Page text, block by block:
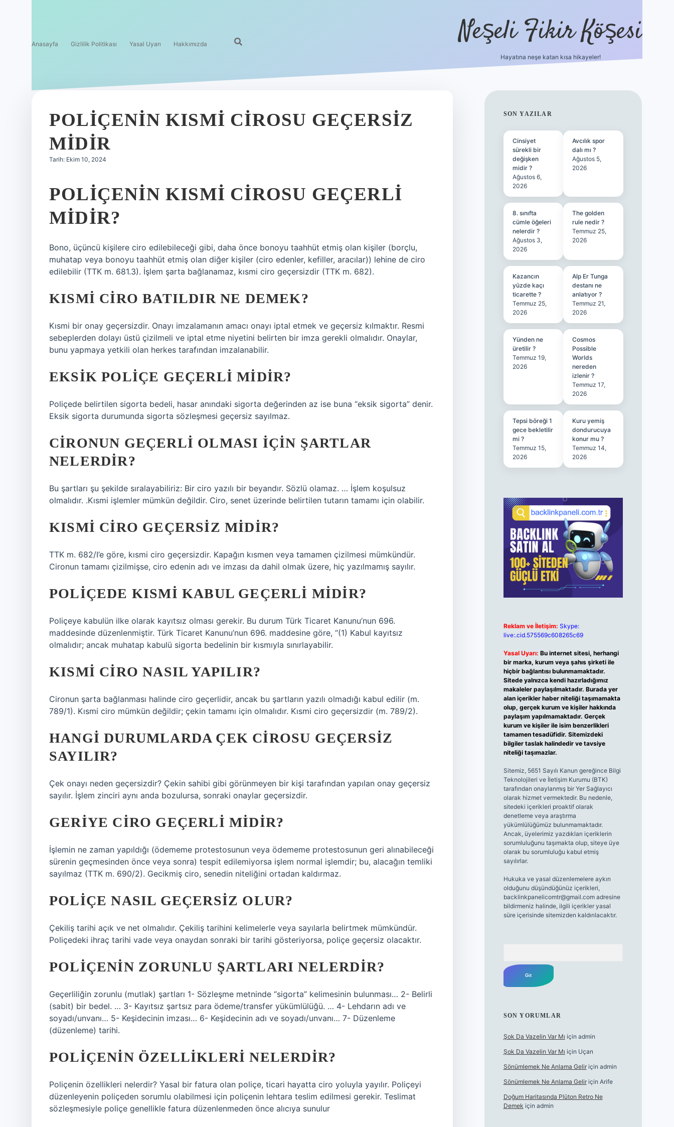
Anasayfa Gizlilik Politikası Yasal Uyarı Hakkımızda Neşeli Fikir Köşesi
Hayatına neşe katan kısa hikayeler!
POLIÇENIN KISMI CIROSU GEÇERSIZ
MIDIR
Tarih: Ekim 10, 2024
POLIÇENIN KISMI CIROSU GEÇERLI
MIDIR?
Bono, üçüncü kişilere ciro edilebileceği gibi, daha önce bonoyu taahhüt etmiş olan kişiler (borçlu,
muhatap veya bonoyu taahhüt etmiş olan diğer kişiler (ciro edenler, kefiller, aracılar)) lehine de ciro
edilebilir (TTK m. 681.3). İşlem şarta bağlanamaz, kısmi ciro geçersizdir (TTK m. 682).
KISMI CIRO BATILDIR NE DEMEK?
Kısmi bir onay geçersizdir. Onayı imzalamanın amacı onayı iptal etmek ve geçersiz kılmaktır. Resmi
sebeplerden dolayı üstü çizilmeli ve iptal etme niyetini belirten bir imza gerekli olmalıdır. Onaylar,
bunu yapmaya yetkili olan herkes tarafından imzalanabilir.
EKSIK POLIÇE GEÇERLI MIDIR?
Poliçede belirtilen sigorta bedeli, hasar anındaki sigorta değerinden az ise buna “eksik sigorta” denir.
Eksik sigorta durumunda sigorta sözleşmesi geçersiz sayılmaz.
CIRONUN GEÇERLI OLMASI IÇIN ŞARTLAR
NELERDIR?
Bu şartları şu şekilde sıralayabiliriz: Bir ciro yazılı bir beyandır. Sözlü olamaz. … İşlem koşulsuz
olmalıdır. .Kısmi işlemler mümkün değildir. Ciro, senet üzerinde belirtilen tutarın tamamı için olabilir.
KISMI CIRO GEÇERSIZ MIDIR?
TTK m. 682/I’e göre, kısmi ciro geçersizdir. Kapağın kısmen veya tamamen çizilmesi mümkündür.
Cironun tamamı çizilmişse, ciro edenin adı ve imzası da dahil olmak üzere, hiç yazılmamış sayılır.
POLIÇEDE KISMI KABUL GEÇERLI MIDIR?
Poliçeye kabulün ilke olarak kayıtsız olması gerekir. Bu durum Türk Ticaret Kanunu’nun 696.
maddesinde düzenlenmiştir. Türk Ticaret Kanunu’nun 696. maddesine göre, “(1) Kabul kayıtsız
olmalıdır; ancak muhatap kabulü sigorta bedelinin bir kısmıyla sınırlayabilir.
KISMI CIRO NASIL YAPILIR?
Cironun şarta bağlanması halinde ciro geçerlidir, ancak bu şartların yazılı olmadığı kabul edilir (m.
789/1). Kısmi ciro mümkün değildir; çekin tamamı için olmalıdır. Kısmi ciro geçersizdir (m. 789/2).
HANGI DURUMLARDA ÇEK CIROSU GEÇERSIZ
SAYILIR?
Çek onayı neden geçersizdir? Çekin sahibi gibi görünmeyen bir kişi tarafından yapılan onay geçersiz
sayılır. İşlem zinciri aynı anda bozulursa, sonraki onaylar geçersizdir.
GERIYE CIRO GEÇERLI MIDIR?
İşlemin ne zaman yapıldığı (ödememe protestosunun veya ödememe protestosunun geri alınabileceği
sürenin geçmesinden önce veya sonra) tespit edilemiyorsa işlem normal işlemdir; bu, alacağın temliki
sayılmaz (TTK m. 690/2). Gecikmiş ciro, senedin niteliğini ortadan kaldırmaz.
POLIÇE NASIL GEÇERSIZ OLUR?
Çekiliş tarihi açık ve net olmalıdır. Çekiliş tarihini kelimelerle veya sayılarla belirtmek mümkündür.
Poliçedeki ihraç tarihi vade veya onaydan sonraki bir tarihi gösteriyorsa, poliçe geçersiz olacaktır.
POLIÇENIN ZORUNLU ŞARTLARI NELERDIR?
Geçerliliğin zorunlu (mutlak) şartları 1- Sözleşme metninde “sigorta” kelimesinin bulunması… 2- Belirli
(sabit) bir bedel. … 3- Kayıtsız şartsız para ödeme/transfer yükümlülüğü. … 4- Lehdarın adı ve
soyadı/unvanı… 5- Keşidecinin imzası… 6- Keşidecinin adı ve soyadı/unvanı… 7- Düzenleme
(düzenleme) tarihi.
POLIÇENIN ÖZELLIKLERI NELERDIR?
Poliçenin özellikleri nelerdir? Yasal bir fatura olan poliçe, ticari hayatta ciro yoluyla yayılır. Poliçeyi
düzenleyenin poliçeden sorumlu olabilmesi için poliçenin lehtara teslim edilmesi gerekir. Teslimat
sözleşmesiyle poliçe genellikle fatura düzenlenmeden önce alıcıya sunulur
SIDEBAR
SON YAZILAR
Cinsiyet
sürekli bir
değişken
midir ?
Ağustos 6,
2026
Avcılık spor
dalı mı ?
Ağustos 5,
2026
8. sınıfta
cümle öğeleri
nelerdir ?
Ağustos 3,
2026
The golden
rule nedir ?
Temmuz 25,
2026
Kazancın
yüzde kaçı
ticarette ?
Temmuz 25,
2026
Alp Er Tunga
destanı ne
anlatıyor ?
Temmuz 21,
2026
Yünden ne
üretilir ?
Temmuz 19,
2026
Cosmos
Possible
Worlds
nereden
izlenir ?
Temmuz 17,
2026
Tepsi böreği 1
gece bekletilir
mi ?
Temmuz 15,
2026
Kuru yemiş
dondurucuya
konur mu ?
Temmuz 14,
2026
Reklam ve İletişim: Skype:
live:.cid.575569c608265c69
Yasal Uyarı: Bu internet sitesi, herhangi
bir marka, kurum veya şahıs şirketi ile
hiçbir bağlantısı bulunmamaktadır.
Sitede yalnızca kendi hazırladığımız
makaleler paylaşılmaktadır. Burada yer
alan içerikler haber niteliği taşımamakta
olup, gerçek kurum ve kişiler hakkında
paylaşım yapılmamaktadır. Gerçek
kurum ve kişiler ile isim benzerlikleri
tamamen tesadüfidir. Sitemizdeki
bilgiler taslak halindedir ve tavsiye
niteliği taşımazlar.
Sitemiz, 5651 Sayılı Kanun gereğince Bilgi
Teknolojileri ve İletişim Kurumu (BTK)
tarafından onaylanmış bir Yer Sağlayıcı
olarak hizmet vermektedir. Bu nedenle,
sitedeki içerikleri proaktif olarak
denetleme veya araştırma
yükümlülüğümüz bulunmamaktadır.
Ancak, üyelerimiz yazdıkları içeriklerin
sorumluluğunu taşımakta olup, siteye üye
olarak bu sorumluluğu kabul etmiş
sayılırlar.
Hukuka ve yasal düzenlemelere aykırı
olduğunu düşündüğünüz içerikleri,
backlinkpanelicomtr@gmail.comadresine
bildirmeniz halinde, ilgili içerikler yasal
süre içerisinde sitemizden kaldırılacaktır.
SON YORUMLAR
Şok Da Vazelin Var Mı için admin
Şok Da Vazelin Var Mı için Uçan
Sönümlemek Ne Anlama Geliriçin admin
Sönümlemek Ne Anlama Geliriçin Arife
Doğum Haritasında Plüton Retro Ne
Demek için admin
ilbet giriş